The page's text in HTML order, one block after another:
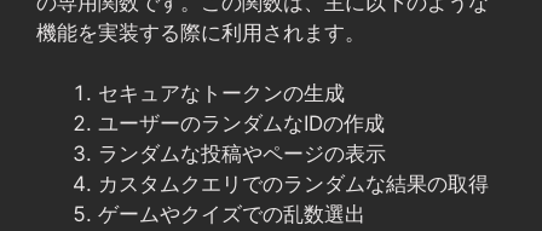
機能を実装する際に利用されます。
セキュアなトークンの生成
ユーザーのランダムなIDの作成
ランダムな投稿やページの表示
カスタムクエリでのランダムな結果の取得
ゲームやクイズでの乱数選出